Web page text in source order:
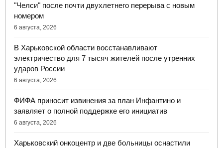
"Челси" после почти двухлетнего перерыва с новым
номером
6 августа, 2026
В Харьковской области восстанавливают
электричество для 7 тысяч жителей после утренних
ударов России
6 августа, 2026
ФИФА приносит извинения за план Инфантино и
заявляет о полной поддержке его инициатив
6 августа, 2026
Харьковский онкоцентр и две больницы оснастили